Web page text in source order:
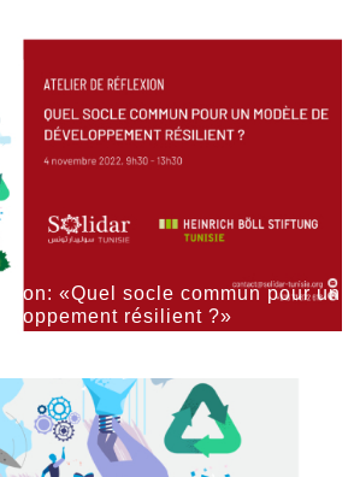
«Quel socle commun pour un
résilient ?»